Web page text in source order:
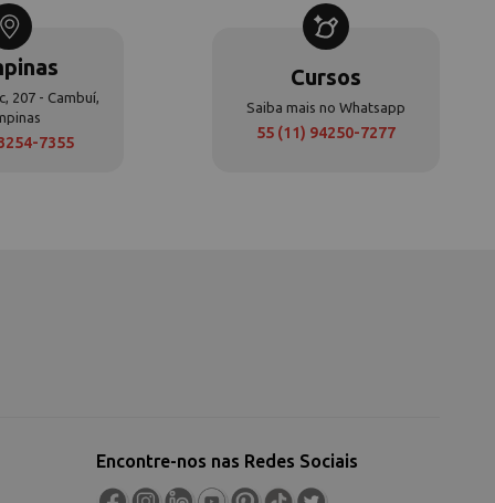
207 - Cambuí,
7355
Cursos
Saiba mais no Whatsapp
55 (11) 94250-7277
Encontre-nos nas Redes Sociais